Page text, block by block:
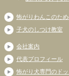
怖がりわんこのた
子犬のしつけ教室
会社案内
代表プロフィール
怖がり犬専門のド